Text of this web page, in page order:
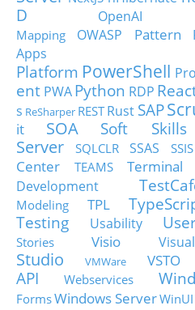
D
OpenAI
Mapping
OWASP Pattern
Apps
Platform PowerShell
ent PWA Python RDP
s ReSharper RESTRust SAP
it
SOA Soft Skills
Server
SQLCLR SSAS SSIS
Center
TEAMS Terminal
Development
Modeling
TPL
Testing
Usability
Stories
Visio
Studio
VMWare VSTO
API
Webservices
FormsWindows ServerWinUI